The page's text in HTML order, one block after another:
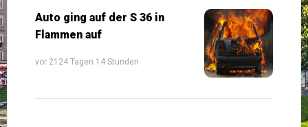
Auto ging auf der S 36 in
Flammen auf
vor 2124 Tagen 14 Stunden